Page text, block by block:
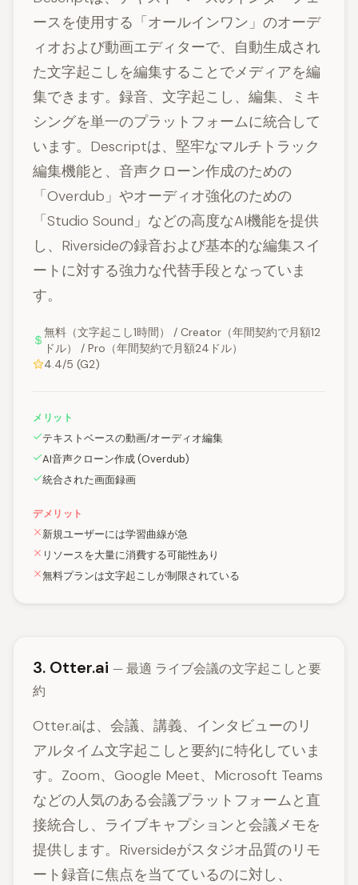
ースを使用する「オールインワン」のオーデ
ィオおよび動画エディターで、自動生成され
た文字起こしを編集することでメディアを編
集できます。録音、文字起こし、編集、ミキ
シングを単一のプラットフォームに統合して
います。Descriptは、堅牢なマルチトラック
編集機能と、音声クローン作成のための
「Overdub」やオーディオ強化のための
「Studio Sound」などの高度なAI機能を提供
し、Riversideの録音および基本的な編集スイ
ートに対する強力な代替手段となっていま
す。
無料（文字起こし1時間） / Creator（年間契約で月額12
ドル） / Pro（年間契約で月額24ドル）
4.4/5 (G2)
メリット
テキストベースの動画/オーディオ編集
AI音声クローン作成 (Overdub)
統合された画面録画
デメリット
新規ユーザーには学習曲線が急
リソースを大量に消費する可能性あり
無料プランは文字起こしが制限されている
3. Otter.ai — 最適 ライブ会議の文字起こしと要
約
Otter.aiは、会議、講義、インタビューのリ
アルタイム文字起こしと要約に特化していま
す。Zoom、Google Meet、Microsoft Teams
などの人気のある会議プラットフォームと直
接統合し、ライブキャプションと会議メモを
提供します。Riversideがスタジオ品質のリモ
ート録音に焦点を当てているのに対し、